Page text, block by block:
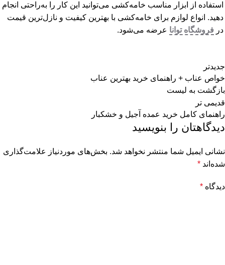
استفاده از ابزار مناسب خامه‌کشی می‌توانید این کار را به‌راحتی انجام
دهید. انواع لوازم برای خامه‌کشی با بهترین کیفیت و نازل‌ترین قیمت
در فروشگاه توانا عرضه می‌شود.
جدیدتر
خواص عناب + راهنمای خرید بهترین عناب
بازگشت به لیست
قدیمی تر
راهنمای کامل خرید عمده آجیل و خشکبار
دیدگاهتان را بنویسید
نشانی ایمیل شما منتشر نخواهد شد. بخش‌های موردنیاز علامت‌گذاری
شده‌اند *
دیدگاه *